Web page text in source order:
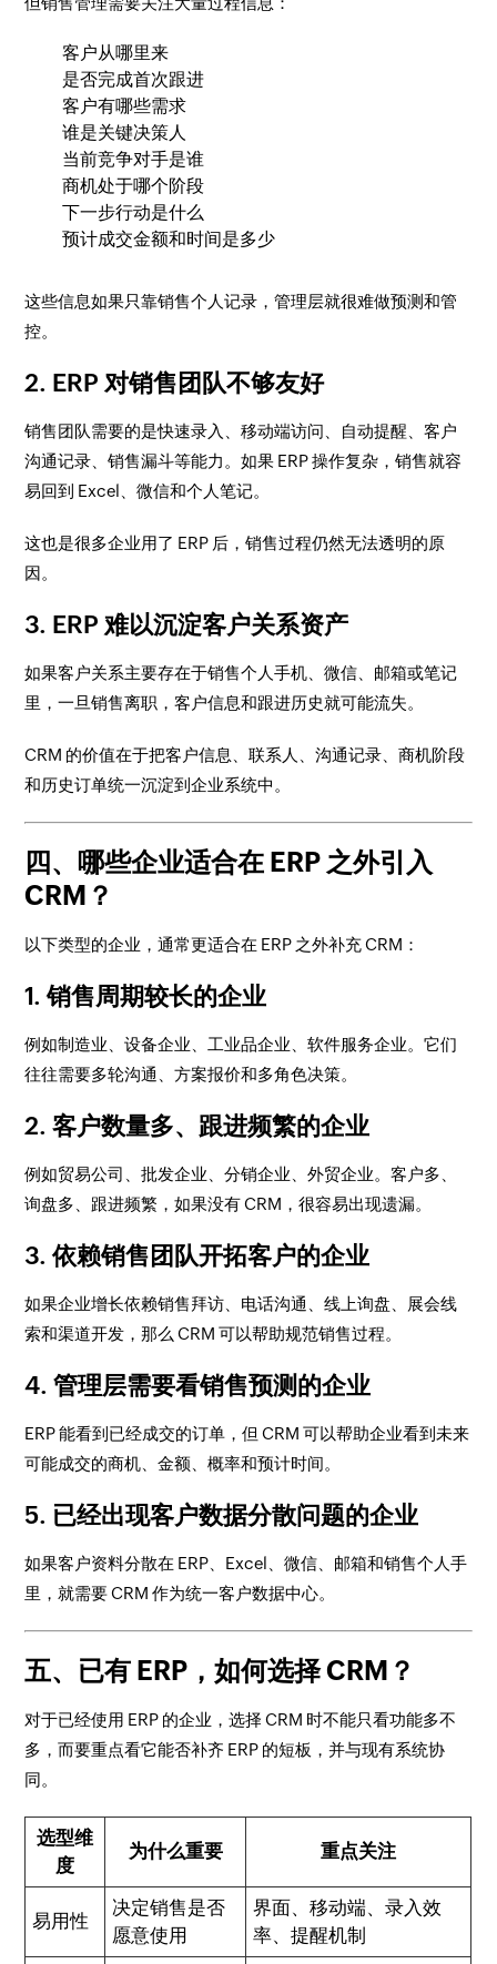
客户从哪里来
是否完成首次跟进
客户有哪些需求
谁是关键决策人
当前竞争对手是谁
商机处于哪个阶段
下一步行动是什么
预计成交金额和时间是多少
这些信息如果只靠销售个人记录，管理层就很难做预测和管
控。
2. ERP 对销售团队不够友好
销售团队需要的是快速录入、移动端访问、自动提醒、客户
沟通记录、销售漏斗等能力。如果 ERP 操作复杂，销售就容
易回到 Excel、微信和个人笔记。
这也是很多企业用了 ERP 后，销售过程仍然无法透明的原
因。
3. ERP 难以沉淀客户关系资产
如果客户关系主要存在于销售个人手机、微信、邮箱或笔记
里，一旦销售离职，客户信息和跟进历史就可能流失。
CRM 的价值在于把客户信息、联系人、沟通记录、商机阶段
和历史订单统一沉淀到企业系统中。
四、哪些企业适合在 ERP 之外引入
CRM？
以下类型的企业，通常更适合在 ERP 之外补充 CRM：
1. 销售周期较长的企业
例如制造业、设备企业、工业品企业、软件服务企业。它们
往往需要多轮沟通、方案报价和多角色决策。
2. 客户数量多、跟进频繁的企业
例如贸易公司、批发企业、分销企业、外贸企业。客户多、
询盘多、跟进频繁，如果没有 CRM，很容易出现遗漏。
3. 依赖销售团队开拓客户的企业
如果企业增长依赖销售拜访、电话沟通、线上询盘、展会线
索和渠道开发，那么 CRM 可以帮助规范销售过程。
4. 管理层需要看销售预测的企业
ERP 能看到已经成交的订单，但 CRM 可以帮助企业看到未来
可能成交的商机、金额、概率和预计时间。
5. 已经出现客户数据分散问题的企业
如果客户资料分散在 ERP、Excel、微信、邮箱和销售个人手
里，就需要 CRM 作为统一客户数据中心。
五、已有 ERP，如何选择 CRM？
对于已经使用 ERP 的企业，选择 CRM 时不能只看功能多不
多，而要重点看它能否补齐 ERP 的短板，并与现有系统协
同。
选型维
度
为什么重要 重点关注
易用性
决定销售是否
愿意使用
界面、移动端、录入效
率、提醒机制